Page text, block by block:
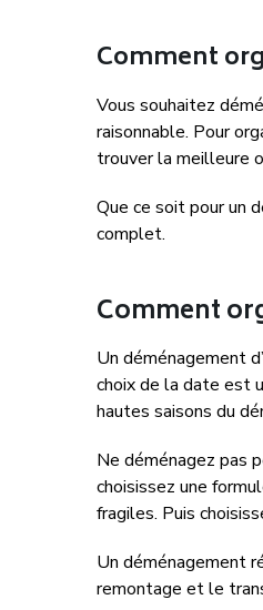
Comment
Vous souhaitez
raisonnable. Pour
trouver la meilleure
Que ce soit pour un
complet.
Comment
Un déménagement
choix de la date est
hautes saisons du
Ne déménagez pas
choisissez une
fragiles. Puis
Un déménagement
remontage et le